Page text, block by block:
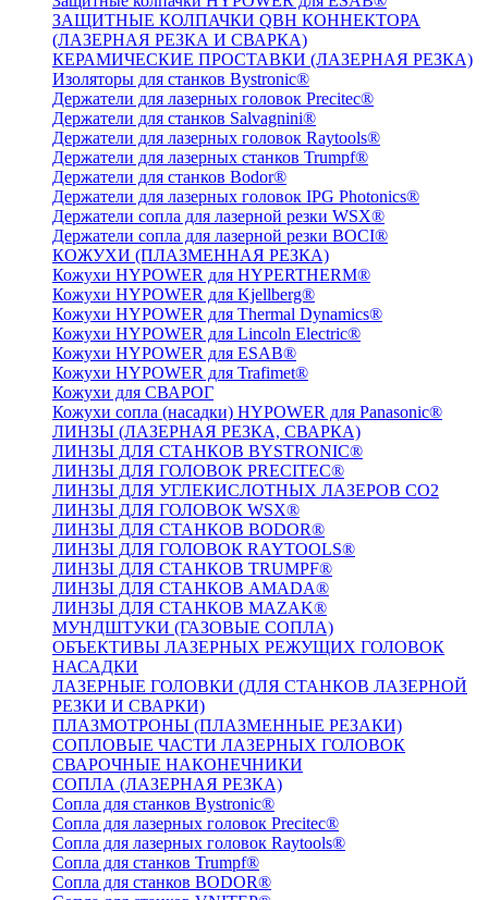
ЗАЩИТНЫЕ КОЛПАЧКИ QBH КОННЕКТОРА
(ЛАЗЕРНАЯ РЕЗКА И СВАРКА)
КЕРАМИЧЕСКИЕ ПРОСТАВКИ (ЛАЗЕРНАЯ РЕЗКА)
Изоляторы для станков Bystronic®
Держатели для лазерных головок Precitec®
Держатели для станков Salvagnini®
Держатели для лазерных головок Raytools®
Держатели для лазерных станков Trumpf®
Держатели для станков Bodor®
Держатели для лазерных головок IPG Photonics®
Держатели сопла для лазерной резки WSX®
Держатели сопла для лазерной резки BOCI®
КОЖУХИ (ПЛАЗМЕННАЯ РЕЗКА)
Кожухи HYPOWER для HYPERTHERM®
Кожухи HYPOWER для Kjellberg®
Кожухи HYPOWER для Thermal Dynamics®
Кожухи HYPOWER для Lincoln Electric®
Кожухи HYPOWER для ESAB®
Кожухи HYPOWER для Trafimet®
Кожухи для СВАРОГ
Кожухи сопла (насадки) HYPOWER для Panasonic®
ЛИНЗЫ (ЛАЗЕРНАЯ РЕЗКА, СВАРКА)
ЛИНЗЫ ДЛЯ СТАНКОВ BYSTRONIC®
ЛИНЗЫ ДЛЯ ГОЛОВОК PRECITEC®
ЛИНЗЫ ДЛЯ УГЛЕКИСЛОТНЫХ ЛАЗЕРОВ CO2
ЛИНЗЫ ДЛЯ ГОЛОВОК WSX®
ЛИНЗЫ ДЛЯ СТАНКОВ BODOR®
ЛИНЗЫ ДЛЯ ГОЛОВОК RAYTOOLS®
ЛИНЗЫ ДЛЯ СТАНКОВ TRUMPF®
ЛИНЗЫ ДЛЯ СТАНКОВ AMADA®
ЛИНЗЫ ДЛЯ СТАНКОВ MAZAK®
МУНДШТУКИ (ГАЗОВЫЕ СОПЛА)
ОБЪЕКТИВЫ ЛАЗЕРНЫХ РЕЖУЩИХ ГОЛОВОК
НАСАДКИ
ЛАЗЕРНЫЕ ГОЛОВКИ (ДЛЯ СТАНКОВ ЛАЗЕРНОЙ
РЕЗКИ И СВАРКИ)
ПЛАЗМОТРОНЫ (ПЛАЗМЕННЫЕ РЕЗАКИ)
СОПЛОВЫЕ ЧАСТИ ЛАЗЕРНЫХ ГОЛОВОК
СВАРОЧНЫЕ НАКОНЕЧНИКИ
СОПЛА (ЛАЗЕРНАЯ РЕЗКА)
Сопла для станков Bystronic®
Сопла для лазерных головок Precitec®
Сопла для лазерных головок Raytools®
Сопла для станков Trumpf®
Сопла для станков BODOR®